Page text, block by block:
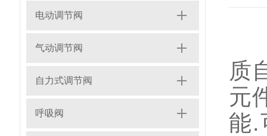
电动调节阀
气动调节阀
自力式调节阀
呼吸阀
质
元
能.